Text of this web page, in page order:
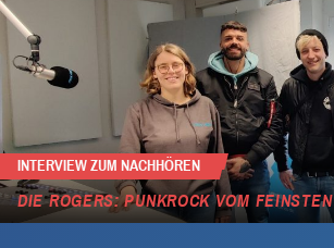
INTERVIEW ZUM NACHHÖREN
DIE ROGERS: PUNKROCK VOM FEINSTEN